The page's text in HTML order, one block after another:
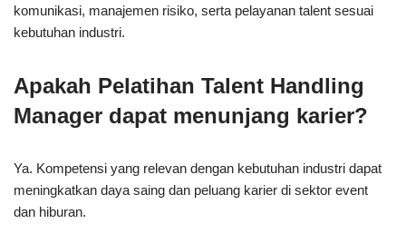
komunikasi, manajemen risiko, serta pelayanan talent sesuai
kebutuhan industri.
Apakah Pelatihan Talent Handling
Manager dapat menunjang karier?
Ya. Kompetensi yang relevan dengan kebutuhan industri dapat
meningkatkan daya saing dan peluang karier di sektor event
dan hiburan.